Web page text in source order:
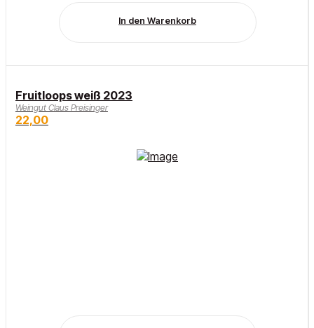
In den Warenkorb
Fruitloops weiß 2023
Weingut Claus Preisinger
22,00